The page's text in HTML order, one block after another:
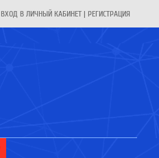
ВХОД В ЛИЧНЫЙ КАБИНЕТ | РЕГИСТРАЦИЯ